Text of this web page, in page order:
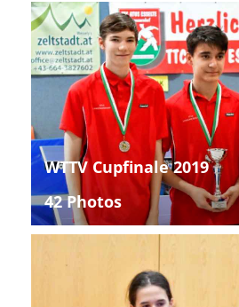
WTTV Cupfinale 2019
42 Photos